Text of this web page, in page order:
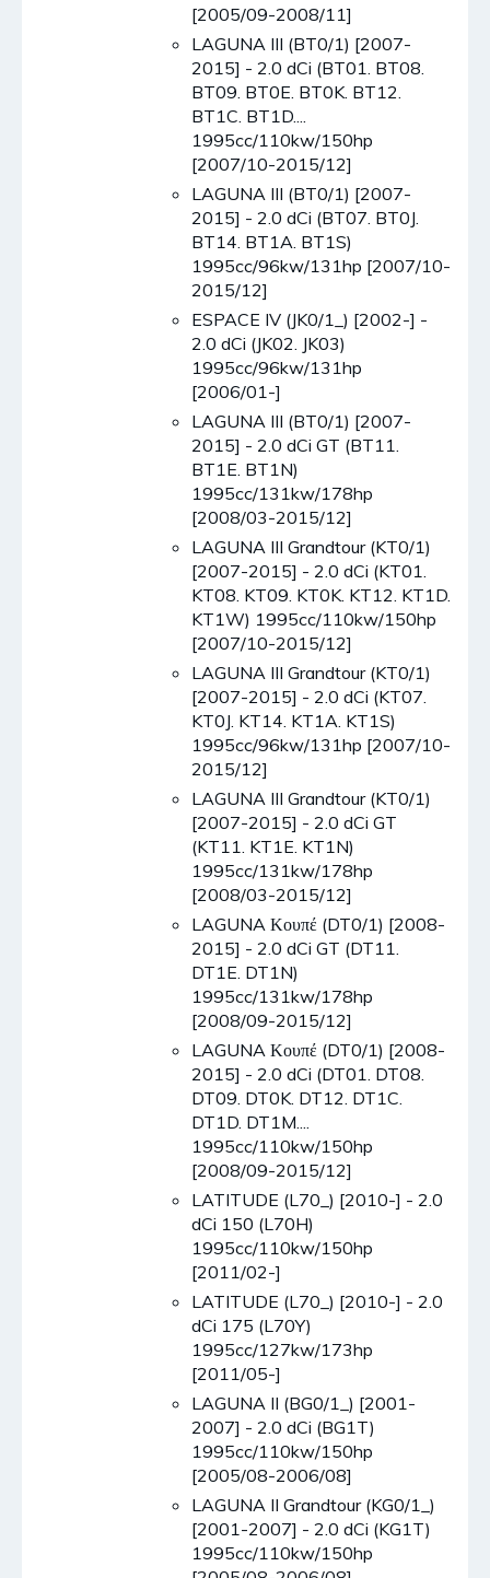
[2005/09-2008/11]
LAGUNA III (BT0/1) [2007-
2015] - 2.0 dCi (BT01. BT08.
BT09. BT0E. BT0K. BT12.
BT1C. BT1D....
1995cc/110kw/150hp
[2007/10-2015/12]
LAGUNA III (BT0/1) [2007-
2015] - 2.0 dCi (BT07. BT0J.
BT14. BT1A. BT1S)
1995cc/96kw/131hp [2007/10-
2015/12]
ESPACE IV (JK0/1_) [2002-] -
2.0 dCi (JK02. JK03)
1995cc/96kw/131hp
[2006/01-]
LAGUNA III (BT0/1) [2007-
2015] - 2.0 dCi GT (BT11.
BT1E. BT1N)
1995cc/131kw/178hp
[2008/03-2015/12]
LAGUNA III Grandtour (KT0/1)
[2007-2015] - 2.0 dCi (KT01.
KT08. KT09. KT0K. KT12. KT1D.
KT1W) 1995cc/110kw/150hp
[2007/10-2015/12]
LAGUNA III Grandtour (KT0/1)
[2007-2015] - 2.0 dCi (KT07.
KT0J. KT14. KT1A. KT1S)
1995cc/96kw/131hp [2007/10-
2015/12]
LAGUNA III Grandtour (KT0/1)
[2007-2015] - 2.0 dCi GT
(KT11. KT1E. KT1N)
1995cc/131kw/178hp
[2008/03-2015/12]
LAGUNA Κουπέ (DT0/1) [2008-
2015] - 2.0 dCi GT (DT11.
DT1E. DT1N)
1995cc/131kw/178hp
[2008/09-2015/12]
LAGUNA Κουπέ (DT0/1) [2008-
2015] - 2.0 dCi (DT01. DT08.
DT09. DT0K. DT12. DT1C.
DT1D. DT1M....
1995cc/110kw/150hp
[2008/09-2015/12]
LATITUDE (L70_) [2010-] - 2.0
dCi 150 (L70H)
1995cc/110kw/150hp
[2011/02-]
LATITUDE (L70_) [2010-] - 2.0
dCi 175 (L70Y)
1995cc/127kw/173hp
[2011/05-]
LAGUNA II (BG0/1_) [2001-
2007] - 2.0 dCi (BG1T)
1995cc/110kw/150hp
[2005/08-2006/08]
LAGUNA II Grandtour (KG0/1_)
[2001-2007] - 2.0 dCi (KG1T)
1995cc/110kw/150hp